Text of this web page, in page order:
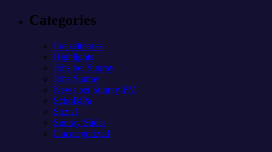
Categories
Freizeitparks
Highlights
Jobs bei Sunray
Jobs Sunray
News bei Sunray-FM
SchoBiPa
Sozial
Sunray Slider
Uncategorized